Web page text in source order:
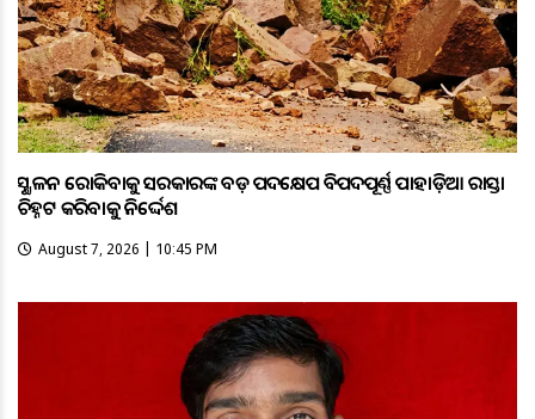
ଭୂସ୍ଖଳନ ରୋକିବାକୁ ସରକାରଙ୍କ ବଡ଼ ପଦକ୍ଷେପ ବିପଦପୂର୍ଣ୍ଣ ପାହାଡ଼ିଆ ରାସ୍ତା
ଚିହ୍ନଟ କରିବାକୁ ନିର୍ଦ୍ଦେଶ
August 7, 2026 | 10:45 PM